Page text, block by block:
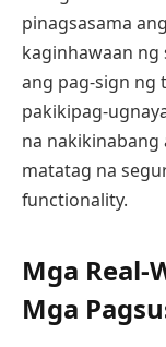
pinagsasama
kaginhawaan
ang pag-sign ng
pakikipag-
na
matatag na
functionality.
Mga Real-
Mga